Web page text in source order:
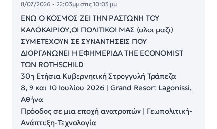
8/07/2026 - 22:03μμ στις 10:03 μμ
ΕΝΩ Ο ΚΟΣΜΟΣ ΖΕΙ ΤΗΝ ΡΑΣΤΩΝΗ ΤΟΥ
ΚΑΛΟΚΑΙΡΙΟΥ,ΟΙ ΠΟΛΙΤΙΚΟΙ ΜΑΣ (ολοι μαζι)
ΣΥΜΕΤΕΧΟΥΝ ΣΕ ΣΥΝΑΝΤΗΣΕΙΣ ΠΟΥ
ΔΙΟΡΓΑΝΩΝΕΙ Η ΕΦΗΜΕΡΙΔΑ THE ECONOMIST
ΤΩΝ ROTHSCHILD
30η Ετήσια Κυβερνητική Στρογγυλή Τράπεζα
8, 9 και 10 Ιουλίου 2026 | Grand Resort Lagonissi,
Αθήνα
Πρόοδος σε μια εποχή ανατροπών | Γεωπολιτική-
Ανάπτυξη-Τεχνολογία